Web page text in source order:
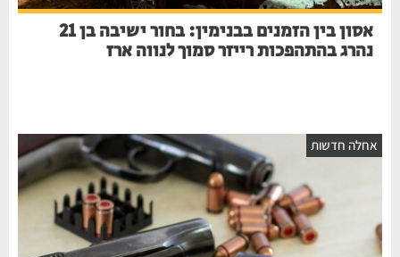
אסון בין הזמנים בבנימין: בחור ישיבה בן 21
נהרג בהתהפכות רייזר סמוך לנווה ארז
אחלה חדשות